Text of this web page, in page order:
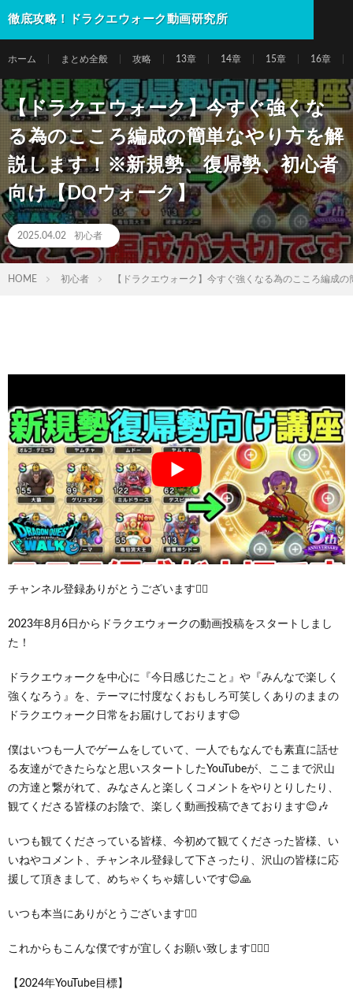
徹底攻略！ドラクエウォーク動画研究所
ホーム まとめ全般 攻略 13章 14章 15章 16章
【ドラクエウォーク】今すぐ強くな
る為のこころ編成の簡単なやり方を解
説します！※新規勢、復帰勢、初心者
向け【DQウォーク】
2025.04.02 初心者
HOME 初心者 【ドラクエウォーク】今すぐ強くなる為のこころ編成
チャンネル登録ありがとうございます🙇‍♂️
2023年8月6日からドラクエウォークの動画投稿をスタートしまし
た！
ドラクエウォークを中心に『今日感じたこと』や『みんなで楽しく
強くなろう』を、テーマに忖度なくおもしろ可笑しくありのままの
ドラクエウォーク日常をお届けしております😊
僕はいつも一人でゲームをしていて、一人でもなんでも素直に話せ
る友達ができたらなと思いスタートしたYouTubeが、ここまで沢山
の方達と繋がれて、みなさんと楽しくコメントをやりとりしたり、
観てくださる皆様のお陰で、楽しく動画投稿できております😊🎶
いつも観てくださっている皆様、今初めて観てくださった皆様、い
いねやコメント、チャンネル登録して下さったり、沢山の皆様に応
援して頂きまして、めちゃくちゃ嬉しいです😊🙏
いつも本当にありがとうございます🙇‍♂️
これからもこんな僕ですが宜しくお願い致します🙇‍♂️✨
【2024年YouTube目標】